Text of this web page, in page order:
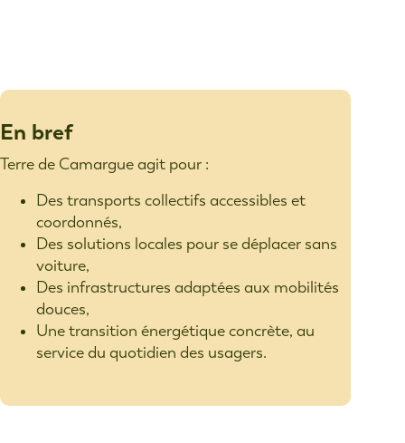
En bref
Terre de Camargue agit pour :
Des transports collectifs accessibles et
coordonnés,
Des solutions locales pour se déplacer sans
voiture,
Des infrastructures adaptées aux mobilités
douces,
Une transition énergétique concrète, au
service du quotidien des usagers.